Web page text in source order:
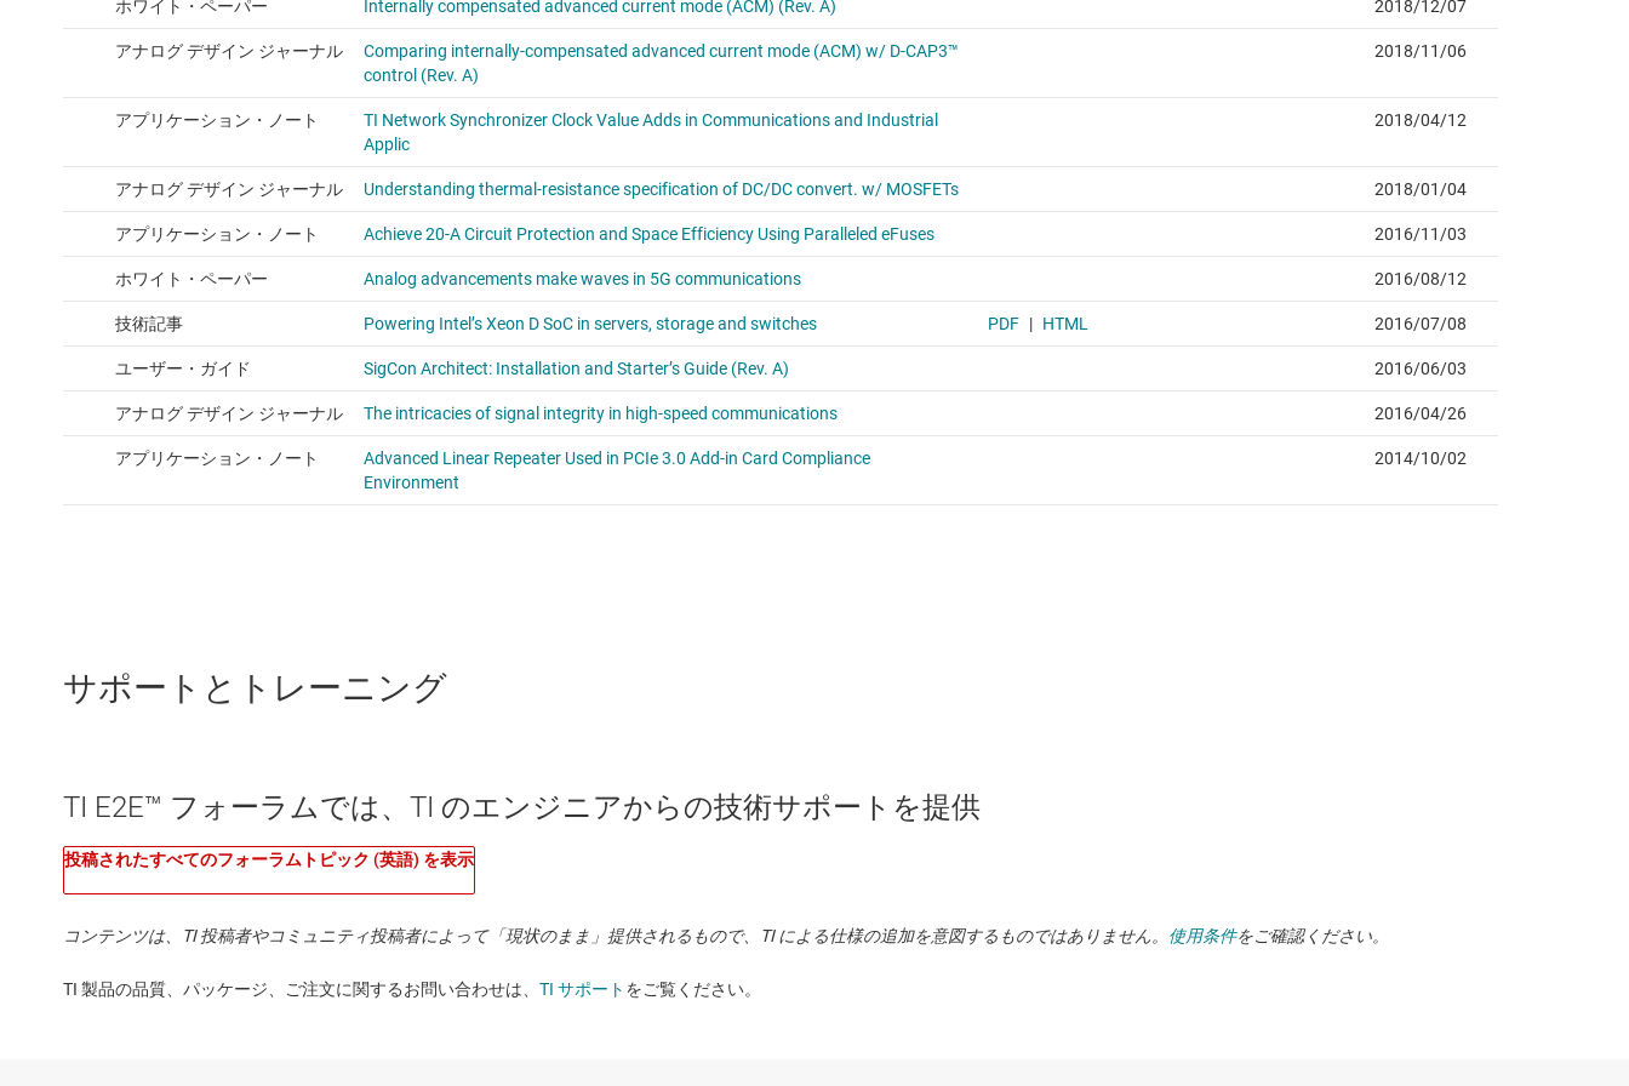
サポートとトレーニング
TI E2E™ フォーラムでは、TI のエンジニアからの技術サポートを提供
投稿されたすべてのフォーラムトピック (英語) を表示
コンテンツは、TI 投稿者やコミュニティ投稿者によって「現状のまま」提供されるもので、TI による仕様の追加を意図するものではありません。 使用条件をご確認ください。
TI 製品の品質、パッケージ、ご注文に関するお問い合わせは、 TI サポート をご覧ください。